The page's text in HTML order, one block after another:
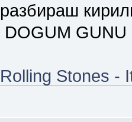
разбираш
DOGUM
Rolling Stones -